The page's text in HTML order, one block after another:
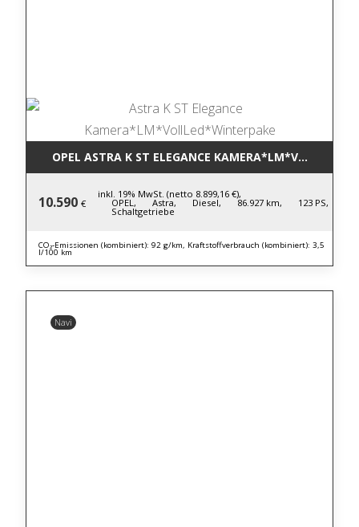
OPEL ASTRA K ST ELEGANCE
10.590 €
inkl. 19% MwSt. (netto 8.899,16 €),
OPEL, Astra, Diesel, 86.927 km, 123 PS,
Schaltgetriebe
CO₂-Emissionen (kombiniert): 92 g/km, Kraftstoffverbrauch (kombiniert): 3,5
l/100 km
Navi